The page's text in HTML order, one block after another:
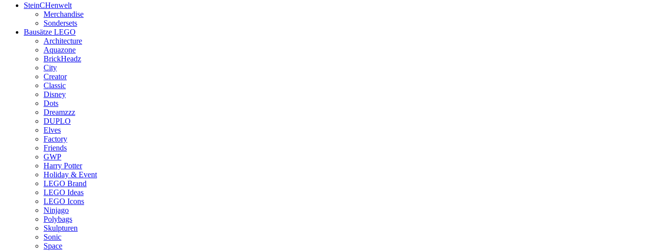
SteinCHenwelt
Merchandise
Sondersets
Bausätze LEGO
Architecture
Aquazone
BrickHeadz
City
Creator
Classic
Disney
Dots
Dreamzzz
DUPLO
Elves
Factory
Friends
GWP
Harry Potter
Holiday & Event
LEGO Brand
LEGO Ideas
LEGO Icons
Ninjago
Polybags
Skulpturen
Sonic
Space